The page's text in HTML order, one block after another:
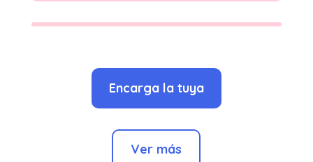
Encarga la tuya
Ver más